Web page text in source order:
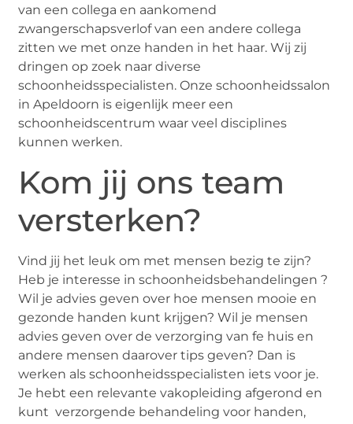
van een collega en aankomend
zwangerschapsverlof van een andere collega
zitten we met onze handen in het haar. Wij zij
dringen op zoek naar diverse
schoonheidsspecialisten. Onze schoonheidssalon
in Apeldoorn is eigenlijk meer een
schoonheidscentrum waar veel disciplines
kunnen werken.
Kom jij ons team
versterken?
Vind jij het leuk om met mensen bezig te zijn?
Heb je interesse in schoonheidsbehandelingen ?
Wil je advies geven over hoe mensen mooie en
gezonde handen kunt krijgen? Wil je mensen
advies geven over de verzorging van fe huis en
andere mensen daarover tips geven? Dan is
werken als schoonheidsspecialisten iets voor je.
Je hebt een relevante vakopleiding afgerond en
kunt verzorgende behandeling voor handen,